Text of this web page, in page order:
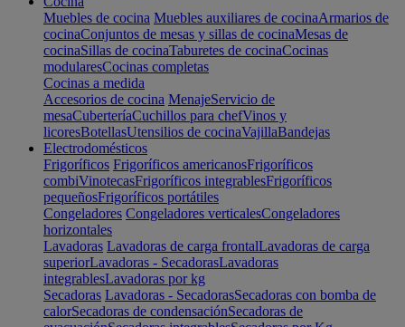
Muebles de cocina Muebles auxiliares de cocinaArmarios de
cocinaConjuntos de mesas y sillas de cocinaMesas de
cocinaSillas de cocinaTaburetes de cocinaCocinas
modularesCocinas completas
Cocinas a medida
Accesorios de cocina MenajeServicio de
mesaCuberteríaCuchillos para chefVinos y
licoresBotellasUtensilios de cocinaVajillaBandejas
Electrodomésticos
Frigoríficos Frigoríficos americanosFrigoríficos
combiVinotecasFrigoríficos integrablesFrigoríficos
pequeñosFrigoríficos portátiles
Congeladores Congeladores verticalesCongeladores
horizontales
Lavadoras Lavadoras de carga frontalLavadoras de carga
superiorLavadoras - SecadorasLavadoras
integrablesLavadoras por kg
Secadoras Lavadoras - SecadorasSecadoras con bomba de
calorSecadoras de condensaciónSecadoras de